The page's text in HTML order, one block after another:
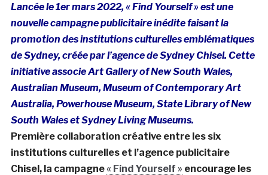
Lancée le 1er mars 2022, « Find Yourself » est une
nouvelle campagne publicitaire inédite faisant la
promotion des institutions culturelles emblématiques
de Sydney, créée par l’agence de Sydney Chisel. Cette
initiative associe Art Gallery of New South Wales,
Australian Museum, Museum of Contemporary Art
Australia, Powerhouse Museum, State Library of New
South Wales et Sydney Living Museums.
Première collaboration créative entre les six
institutions culturelles et l’agence publicitaire
Chisel, la campagne« Find Yourself » encourage les